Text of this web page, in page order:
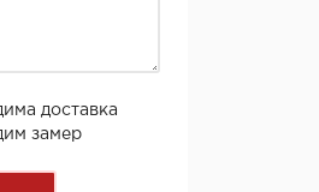
доставка
замер